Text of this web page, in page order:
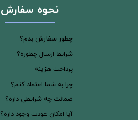
نحوه سفارش
چطور سفارش بدم؟
شرایط ارسال چطوره؟
پرداخت هزینه
چرا به شما اعتماد کنم؟
ضمانت چه شرایطی داره؟
آیا امکان عودت وجود داره؟